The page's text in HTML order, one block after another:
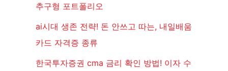
추구형 포트폴리오
ai시대 생존 전략! 돈 안쓰고 따는, 내일배움
카드 자격증 종류
한국투자증권 cma 금리 확인 방법! 이자 수